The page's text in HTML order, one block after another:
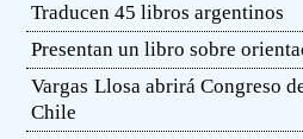
Traducen 45 libros argentinos
Presentan un libro sobre
Vargas Llosa abrirá Congreso
Chile